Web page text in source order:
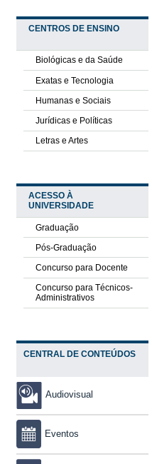
CENTROS DE ENSINO
Biológicas e da Saúde
Exatas e Tecnologia
Humanas e Sociais
Jurídicas e Políticas
Letras e Artes
ACESSO À
UNIVERSIDADE
Graduação
Pós-Graduação
Concurso para Docente
Concurso para Técnicos-
Administrativos
CENTRAL DE CONTEÚDOS
Audiovisual
Eventos